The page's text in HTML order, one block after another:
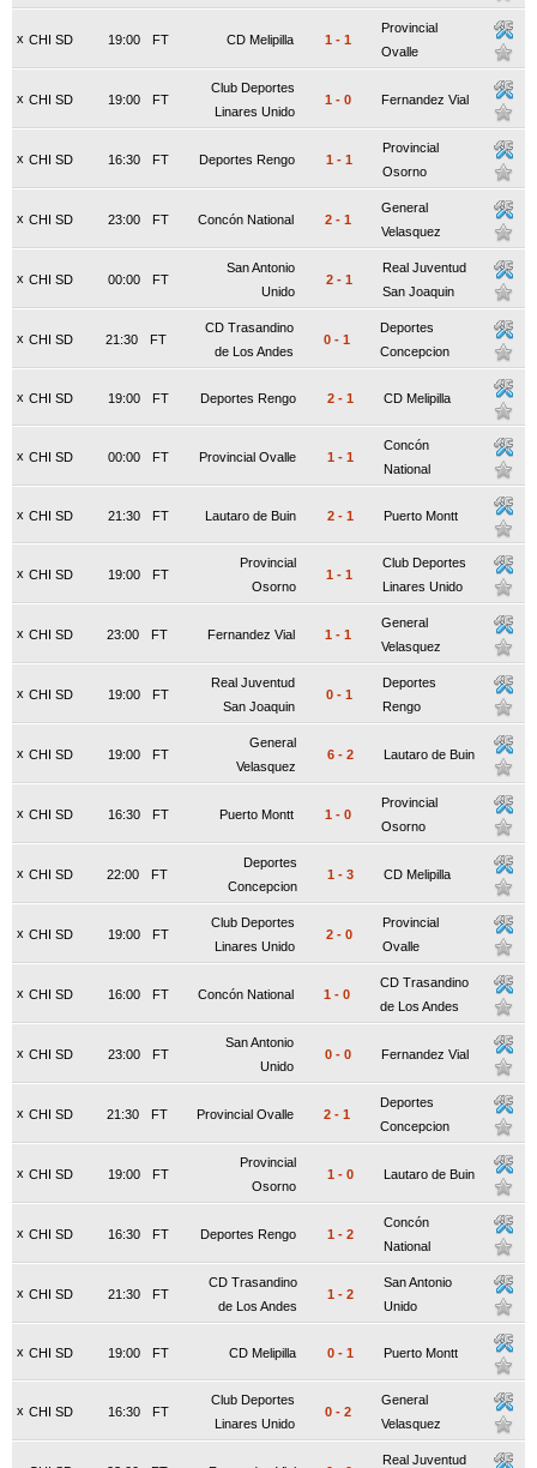
x CHI SD FT
19:00 CD Melipilla 1 - 1
Provincial
Ovalle
x CHI SD FT
19:00
Club Deportes
Linares Unido
1 - 0 Fernandez Vial
x CHI SD FT
16:30 Deportes Rengo 1 - 1
Provincial
Osorno
x CHI SD FT
23:00 Concón National 2 - 1
General
Velasquez
x CHI SD FT
00:00
San Antonio
Unido
2 - 1
Real Juventud
San Joaquin
x CHI SD FT
21:30
CD Trasandino
de Los Andes
0 - 1
Deportes
Concepcion
x CHI SD FT
19:00 Deportes Rengo 2 - 1 CD Melipilla
x CHI SD FT
00:00 Provincial Ovalle 1 - 1
Concón
National
x CHI SD FT
21:30 Lautaro de Buin 2 - 1 Puerto Montt
x CHI SD FT
19:00
Provincial
Osorno
1 - 1
Club Deportes
Linares Unido
x CHI SD FT
23:00 Fernandez Vial 1 - 1
General
Velasquez
x CHI SD FT
19:00
Real Juventud
San Joaquin
0 - 1
Deportes
Rengo
x CHI SD FT
19:00
General
Velasquez
6 - 2 Lautaro de Buin
x CHI SD FT
16:30 Puerto Montt 1 - 0
Provincial
Osorno
x CHI SD FT
22:00
Deportes
Concepcion
1 - 3 CD Melipilla
x CHI SD FT
19:00
Club Deportes
Linares Unido
2 - 0
Provincial
Ovalle
x CHI SD FT
16:00 Concón National 1 - 0
CD Trasandino
de Los Andes
x CHI SD FT
23:00
San Antonio
Unido
0 - 0 Fernandez Vial
x CHI SD FT
21:30 Provincial Ovalle 2 - 1
Deportes
Concepcion
x CHI SD FT
19:00
Provincial
Osorno
1 - 0 Lautaro de Buin
x CHI SD FT
16:30 Deportes Rengo 1 - 2
Concón
National
x CHI SD FT
21:30
CD Trasandino
de Los Andes
1 - 2
San Antonio
Unido
x CHI SD FT
19:00 CD Melipilla 0 - 1 Puerto Montt
x CHI SD FT
16:30
Club Deportes
Linares Unido
0 - 2
General
Velasquez
Real Juventud